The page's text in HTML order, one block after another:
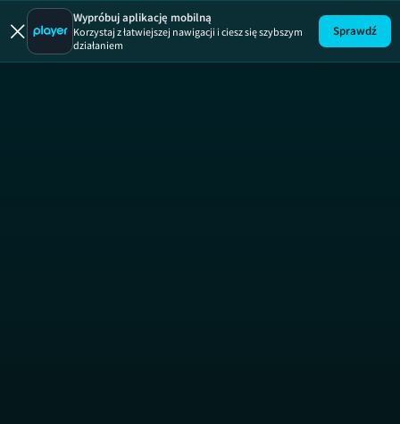
Wypróbuj aplikację mobilną
Korzystaj z łatwiejszej nawigacji i ciesz się szybszym
działaniem
Sprawdź